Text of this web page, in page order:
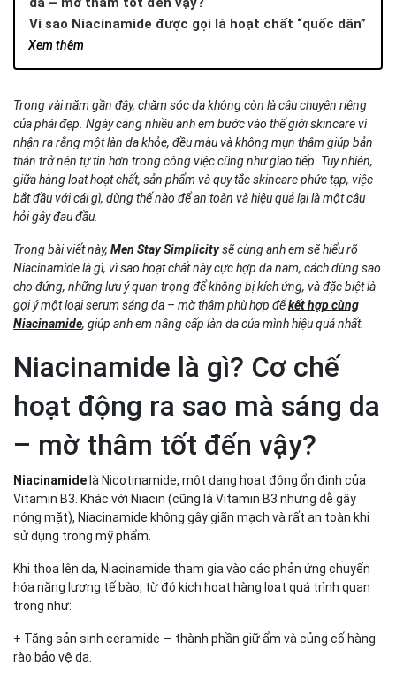
Xem thêm
Vì sao Niacinamide được gọi là hoạt chất “quốc dân”
trong skincare?
Niacinamide có tác dụng gì? 5 công dụng nổi bật của
Làm sáng da & làm đều màu tự nhiên
Giảm dầu nhờn và hỗ trợ thu nhỏ lỗ chân lông
Hỗ trợ trị mụn & giảm viêm
Phục hồi hàng rào da
Chống lão hóa nhẹ
Niacinamide công dụng trong việc hạn chế da bị nóng
Niacinamide có dùng chung với Vitamin C được
không?
Retinol và Niacinamide – Bộ đôi phục hồi hoàn hảo
cho da nam
Sai lầm khiến Niacinamide gây nóng rát – nổi mụn
Gợi ý serum chứa Niacinamide giúp sáng da – mờ
thâm cho nam: Vital Serum của Men Stay Simplicity
Khi nào nên ngừng Niacinamide và đi khám da liễu?
Kết luận – Niacinamide hiệu quả thật sự nhưng phải
dùng đúng cách
Trong vài năm gần đây, chăm sóc da không còn là câu chuyện riêng
của phái đẹp. Ngày càng nhiều anh em bước vào thế giới skincare vì
nhận ra rằng một làn da khỏe, đều màu và không mụn thâm giúp bản
thân trở nên tự tin hơn trong công việc cũng như giao tiếp. Tuy nhiên,
giữa hàng loạt hoạt chất, sản phẩm và quy tắc skincare phức tạp, việc
bắt đầu với cái gì, dùng thế nào để an toàn và hiệu quả lại là một câu
hỏi gây đau đầu.
Trong bài viết này, Men Stay Simplicitysẽ cùng anh em sẽ hiểu rõ
Niacinamide là gì, vì sao hoạt chất này cực hợp da nam, cách dùng sao
cho đúng, những lưu ý quan trọng để không bị kích ứng, và đặc biệt là
gợi ý một loại serum sáng da – mờ thâm phù hợp đểkết hợp cùng
Niacinamide, giúp anh em nâng cấp làn da của mình hiệu quả nhất.
Niacinamide là gì? Cơ chế
hoạt động ra sao mà sáng da
– mờ thâm tốt đến vậy?
Niacinamide là Nicotinamide, một dạng hoạt động ổn định của
Vitamin B3. Khác với Niacin (cũng là Vitamin B3 nhưng dễ gây
nóng mặt), Niacinamide không gây giãn mạch và rất an toàn khi
sử dụng trong mỹ phẩm.
Khi thoa lên da, Niacinamide tham gia vào các phản ứng chuyển
hóa năng lượng tế bào, từ đó kích hoạt hàng loạt quá trình quan
trọng như:
+ Tăng sản sinh ceramide — thành phần giữ ẩm và củng cố hàng
rào bảo vệ da.